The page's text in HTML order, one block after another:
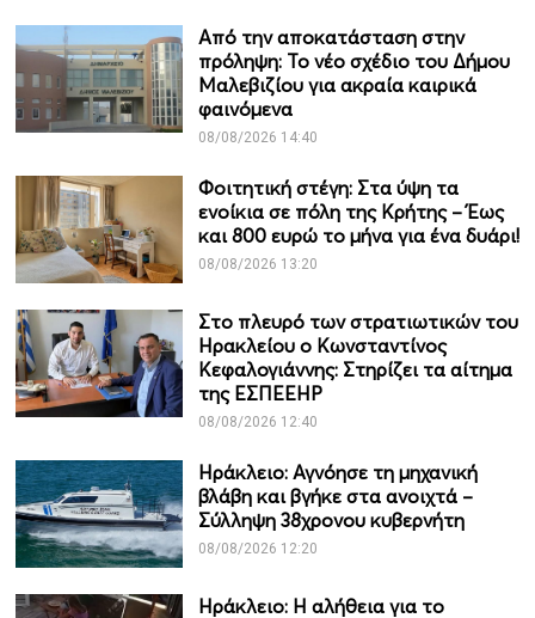
Από την αποκατάσταση στην
πρόληψη: Το νέο σχέδιο του Δήμου
Μαλεβιζίου για ακραία καιρικά
φαινόμενα
08/08/2026 14:40
Φοιτητική στέγη: Στα ύψη τα
ενοίκια σε πόλη της Κρήτης – Έως
και 800 ευρώ το μήνα για ένα δυάρι!
08/08/2026 13:20
Στο πλευρό των στρατιωτικών του
Ηρακλείου ο Κωνσταντίνος
Κεφαλογιάννης: Στηρίζει τα αίτημα
της ΕΣΠΕΕΗΡ
08/08/2026 12:40
Ηράκλειο: Αγνόησε τη μηχανική
βλάβη και βγήκε στα ανοιχτά –
Σύλληψη 38χρονου κυβερνήτη
08/08/2026 12:20
Ηράκλειο: Η αλήθεια για το